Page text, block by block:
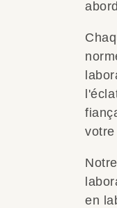
t
i
o
n
:
en